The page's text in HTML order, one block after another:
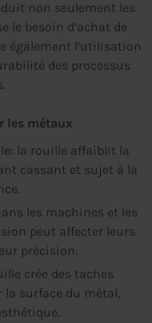
non seulement les
le besoin d’achat de
également l’utilisation
des processus
les métaux
la rouille affaiblit la
cassant et sujet à la
les machines et les
peut affecter leurs
précision.
crée des taches
la surface du métal,